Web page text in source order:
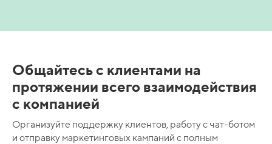
Общайтесь с клиентами на
протяжении всего взаимодействия
с компанией
Организуйте поддержку клиентов, работу с чат-ботом
и отправку маркетинговых кампаний с полным